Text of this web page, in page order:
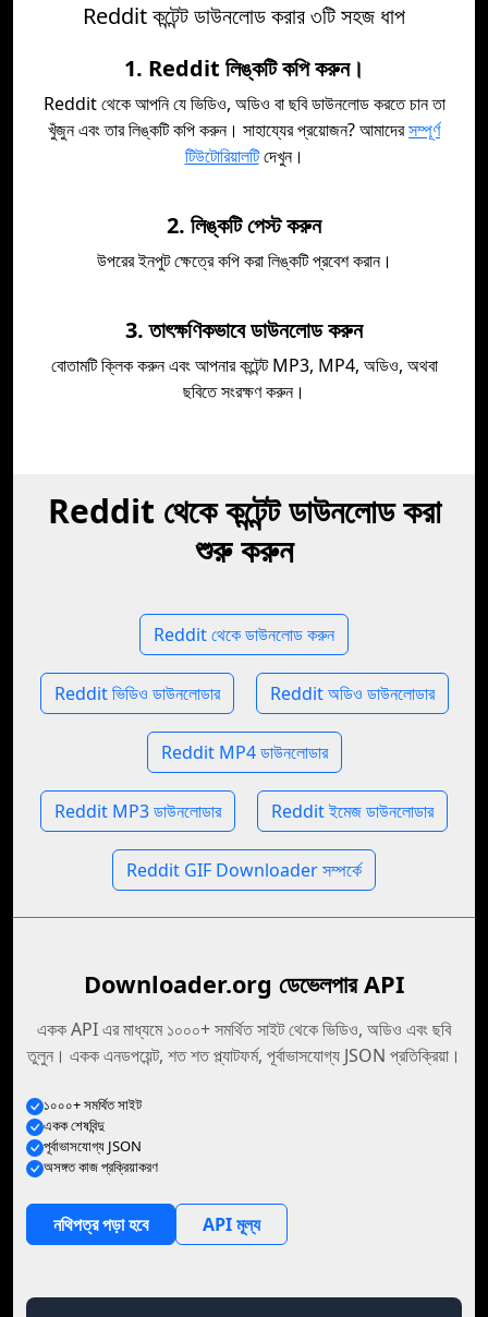
Reddit কন্টেন্ট ডাউনলোড করার ৩টি সহজ ধাপ
1. Reddit লিঙ্কটি কপি করুন।
Reddit থেকে আপনি যে ভিডিও, অডিও বা ছবি ডাউনলোড করতে চান তা
খুঁজুন এবং তার লিঙ্কটি কপি করুন। সাহায্যের প্রয়োজন? আমাদেরসম্পূর্ণ
টিউটোরিয়ালটিদেখুন।
2. লিঙ্কটি পেস্ট করুন
উপরের ইনপুট ক্ষেত্রে কপি করা লিঙ্কটি প্রবেশ করান।
3. তাৎক্ষণিকভাবে ডাউনলোড করুন
বোতামটি ক্লিক করুন এবং আপনার কন্টেন্ট MP3, MP4, অডিও, অথবা
ছবিতে সংরক্ষণ করুন।
Reddit থেকে কন্টেন্ট ডাউনলোড করা
শুরু করুন
Reddit থেকে ডাউনলোড করুন
Reddit ভিডিও ডাউনলোডার Reddit অডিও ডাউনলোডার
Reddit MP4 ডাউনলোডার
Reddit MP3 ডাউনলোডার Reddit ইমেজ ডাউনলোডার
Reddit GIF Downloader সম্পর্কে
Downloader.org ডেভেলপার API
একক API এর মাধ্যমে ১০০০+ সমর্থিত সাইট থেকে ভিডিও, অডিও এবং ছবি
তুলুন। একক এনডপয়েন্ট, শত শত প্ল্যাটফর্ম, পূর্বাভাসযোগ্য JSON প্রতিক্রিয়া।
১০০০+ সমর্থিত সাইট
একক শেষবিন্দু
পূর্বাভাসযোগ্য JSON
অসঙ্গত কাজ প্রক্রিয়াকরণ
নথিপত্র পড়া হবে API মূল্য